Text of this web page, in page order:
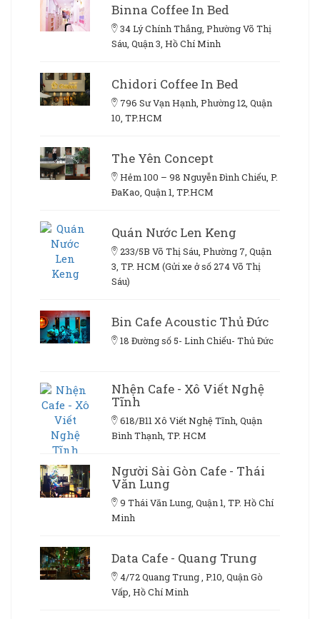
Binna Coffee In Bed
34 Lý Chính Thắng, Phường Võ Thị
Sáu, Quận 3, Hồ Chí Minh
Chidori Coffee In Bed
796 Sư Vạn Hạnh, Phường 12, Quận
10, TP.HCM
The Yên Concept
Hẻm 100 – 98 Nguyễn Đình Chiểu, P.
ĐaKao, Quận 1, TP.HCM
Quán Nước Len Keng
233/5B Võ Thị Sáu, Phường 7, Quận
3, TP. HCM (Gửi xe ở số 274 Võ Thị
Sáu)
Bin Cafe Acoustic Thủ Đức
18 Đường số 5- Linh Chiểu- Thủ Đức
Nhện Cafe - Xô Viết Nghệ
Tĩnh
618/B11 Xô Viết Nghệ Tĩnh, Quận
Bình Thạnh, TP. HCM
Người Sài Gòn Cafe - Thái
Văn Lung
9 Thái Văn Lung, Quận 1, TP. Hồ Chí
Minh
Data Cafe - Quang Trung
4/72 Quang Trung , P.10, Quận Gò
Vấp, Hồ Chí Minh